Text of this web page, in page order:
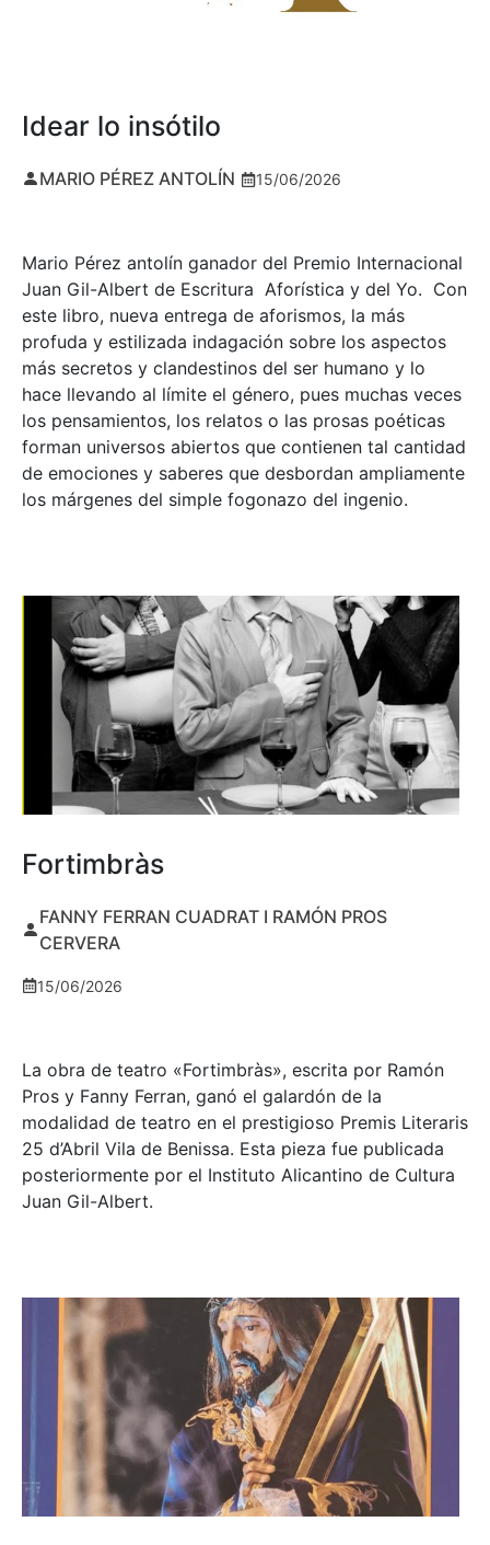
Idear lo insótilo
MARIO PÉREZ ANTOLÍN 15/06/2026
Mario Pérez antolín ganador del Premio Internacional
Juan Gil-Albert de Escritura Aforística y del Yo. Con
este libro, nueva entrega de aforismos, la más
profuda y estilizada indagación sobre los aspectos
más secretos y clandestinos del ser humano y lo
hace llevando al límite el género, pues muchas veces
los pensamientos, los relatos o las prosas poéticas
forman universos abiertos que contienen tal cantidad
de emociones y saberes que desbordan ampliamente
los márgenes del simple fogonazo del ingenio.
Fortimbràs
FANNY FERRAN CUADRAT I RAMÓN PROS
CERVERA
15/06/2026
La obra de teatro «Fortimbràs», escrita por Ramón
Pros y Fanny Ferran, ganó el galardón de la
modalidad de teatro en el prestigioso Premis Literaris
25 d’Abril Vila de Benissa. Esta pieza fue publicada
posteriormente por el Instituto Alicantino de Cultura
Juan Gil-Albert.